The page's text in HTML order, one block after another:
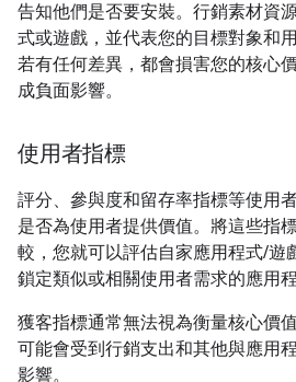
告知他們是否要安裝。行銷素材資
式或遊戲，並代表您的目標對象和
若有任何差異，都會損害您的核心
成負面影響。
使用者指標
評分、參與度和留存率指標等使用
是否為使用者提供價值。將這些指
較，您就可以評估自家應用程式/遊
鎖定類似或相關使用者需求的應用
獲客指標通常無法視為衡量核心價
可能會受到行銷支出和其他與應用
影響。